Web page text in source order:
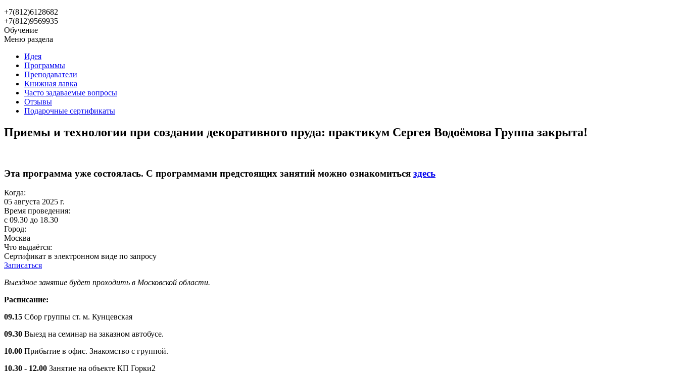
+7(812)6128682
+7(812)9569935
Обучение
Меню раздела
Идея
Программы
Преподаватели
Книжная лавка
Часто задаваемые вопросы
Отзывы
Подарочные сертификаты
Приемы и технологии при создании декоративного пруда: практикум Сергея Водоёмова Группа закрыта!
Эта программа уже состоялась. С программами предстоящих занятий можно ознакомиться здесь
Когда:
05 августа 2025 г.
Время проведения:
с 09.30 до 18.30
Город:
Москва
Что выдаётся:
Сертификат в электронном виде по запросу
Записаться
Выездное занятие будет проходить в Московской области.
Расписание:
09.15 Сбор группы ст. м. Кунцевская
09.30 Выезд на семинар на заказном автобусе.
10.00 Прибытие в офис. Знакомство с группой.
10.30 - 12.00 Занятие на объекте КП Горки2